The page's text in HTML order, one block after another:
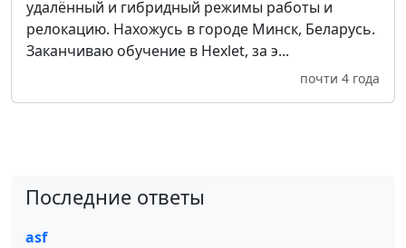
удалённый и гибридный режимы работы и
релокацию. Нахожусь в городе Минск, Беларусь.
Заканчиваю обучение в Hexlet, за э...
почти 4 года
Последние ответы
asf